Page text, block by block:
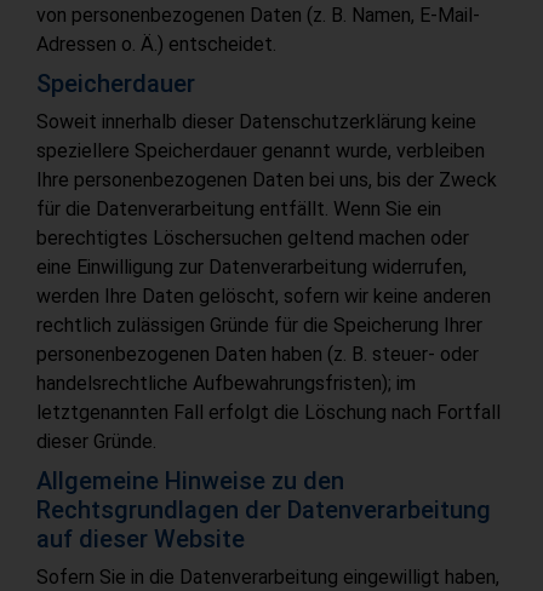
von personenbezogenen Daten (z. B. Namen, E-Mail-
Adressen o. Ä.) entscheidet.
Speicherdauer
Soweit innerhalb dieser Datenschutzerklärung keine
speziellere Speicherdauer genannt wurde, verbleiben
Ihre personenbezogenen Daten bei uns, bis der Zweck
für die Datenverarbeitung entfällt. Wenn Sie ein
berechtigtes Löschersuchen geltend machen oder
eine Einwilligung zur Datenverarbeitung widerrufen,
werden Ihre Daten gelöscht, sofern wir keine anderen
rechtlich zulässigen Gründe für die Speicherung Ihrer
personenbezogenen Daten haben (z. B. steuer- oder
handelsrechtliche Aufbewahrungsfristen); im
letztgenannten Fall erfolgt die Löschung nach Fortfall
dieser Gründe.
Allgemeine Hinweise zu den
Rechtsgrundlagen der Datenverarbeitung
auf dieser Website
Sofern Sie in die Datenverarbeitung eingewilligt haben,